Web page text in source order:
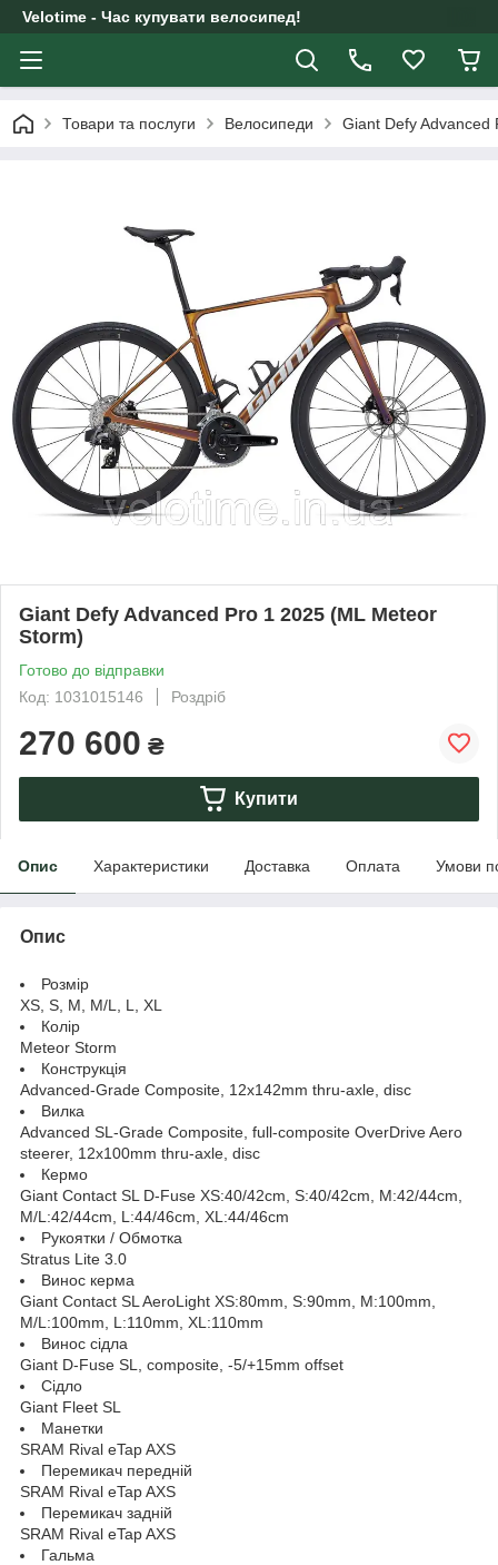
Velotime - Час купувати велосипед!
Товари та послуги Велосипеди Giant Defy Advanced
Giant Defy Advanced Pro 1 2025 (ML Meteor
Storm)
Готово до відправки
Код: 1031015146
Роздріб
270 600 ₴
Купити
Опис Характеристики Доставка Оплата Умови
Опис
Розмір
XS, S, M, M/L, L, XL
Колір
Meteor Storm
Конструкція
Advanced-Grade Composite, 12x142mm thru-axle, disc
Вилка
Advanced SL-Grade Composite, full-composite OverDrive Aero
steerer, 12x100mm thru-axle, disc
Кермо
Giant Contact SL D-Fuse XS:40/42cm, S:40/42cm, M:42/44cm,
M/L:42/44cm, L:44/46cm, XL:44/46cm
Рукоятки / Обмотка
Stratus Lite 3.0
Винос керма
Giant Contact SL AeroLight XS:80mm, S:90mm, M:100mm,
M/L:100mm, L:110mm, XL:110mm
Винос сідла
Giant D-Fuse SL, composite, -5/+15mm offset
Сідло
Giant Fleet SL
Манетки
SRAM Rival eTap AXS
Перемикач передній
SRAM Rival eTap AXS
Перемикач задній
SRAM Rival eTap AXS
Гальма